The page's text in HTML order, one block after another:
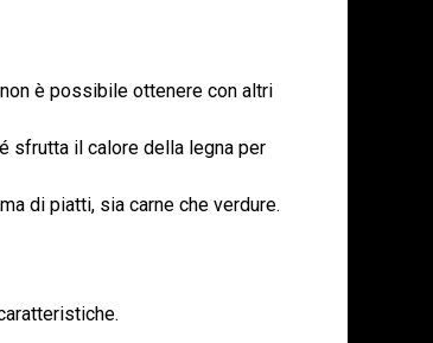
è possibile ottenere con altri
sfrutta il calore della legna per
di piatti, sia carne che verdure.